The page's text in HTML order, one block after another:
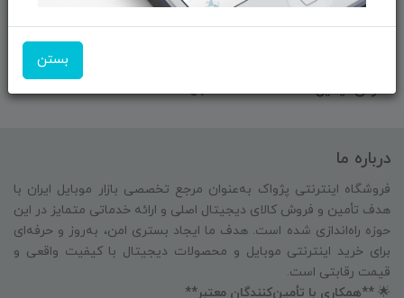
بستن
مهندس باقری
آدرس ایمیل: info@pezhvakstore.ir
درباره ما
فروشگاه اینترنتی پژواک به‌عنوان مرجع تخصصی بازار موبایل ایران با
هدف تأمین و فروش کالای دیجیتال اصلی و ارائه خدماتی متمایز در این
حوزه راه‌اندازی شده است. هدف ما ایجاد بستری امن، به‌روز و حرفه‌ای
برای خرید اینترنتی موبایل و محصولات دیجیتال با کیفیت واقعی و
قیمت رقابتی است.
🌟 **همکاری با تأمین‌کنندگان معتبر**